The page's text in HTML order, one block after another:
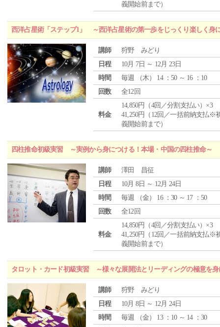
義開始前まで）
西洋占星術「ステップ1」 ～西洋占星術の第一歩をじっくり楽しく身
講師
狩野 みどり
日程
10月 7日 ～ 12月 23日
時間
毎週 （木） 14 ：50 ～ 16 ：10
回数
全12回
料金
14,850円（4回／分割支払い）×3
41,250円（12回／一括前納支払※
義開始前まで）
四柱推命初級実習 ～実例から身につける！本場・中国の四柱推命～
講師
澤田 昌征
日程
10月 8日 ～ 12月 24日
時間
毎週 （金） 16 ：30 ～ 17 ：50
回数
全12回
料金
14,850円（4回／分割支払い）×3
41,250円（12回／一括前納支払※
義開始前まで）
タロット・カード初級実習 ～様々な展開法とリーディングの極意を身
講師
狩野 みどり
日程
10月 8日 ～ 12月 24日
時間
毎週 （金） 13 ：10 ～ 14 ：30